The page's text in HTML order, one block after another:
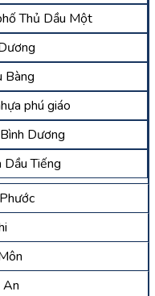
Thủ Dầu Một
Bàng
phú giáo
Dương
Dầu Tiếng
An